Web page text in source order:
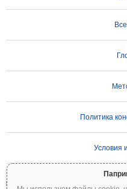
Политика
Условия
ВАЖНОЕ ПРЕДУПРЕЖДЕНИЕ: